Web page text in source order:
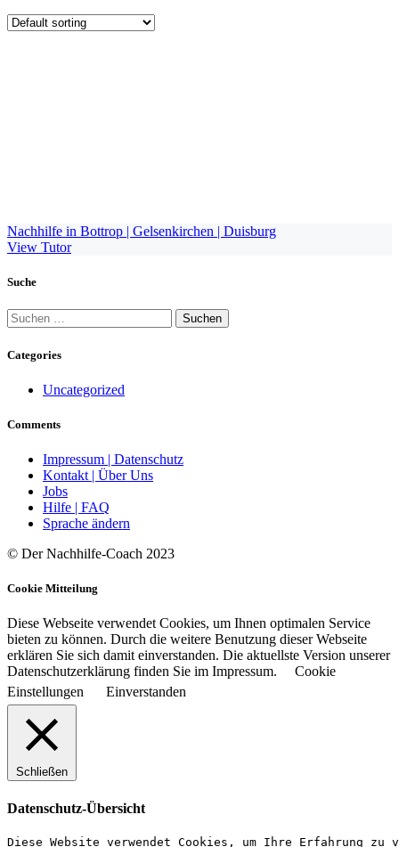
Nachhilfe in Bottrop | Gelsenkirchen | Duisburg
View Tutor
Suche
Suchen
nach:
Categories
Uncategorized
Comments
Impressum | Datenschutz
Kontakt | Über Uns
Jobs
Hilfe | FAQ
Sprache ändern
© Der Nachhilfe-Coach 2023
Cookie Mitteilung
Diese Webseite verwendet Cookies, um Ihnen optimalen Service
bieten zu können. Durch die weitere Benutzung dieser Webseite
erklären Sie sich damit einverstanden. Die aktuellste Version unserer
Datenschutzerklärung finden Sie im Impressum.
Cookie
Einstellungen
Einverstanden
Schließen
Datenschutz-Übersicht
Diese Website verwendet Cookies, um Ihre Erfahrung